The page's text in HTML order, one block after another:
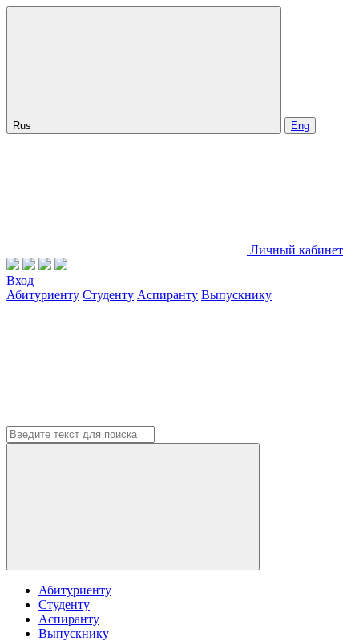
Rus Eng
Личный кабинет
Вход
Абитуриенту Студенту Аспиранту Выпускнику
Абитуриенту
Студенту
Аспиранту
Выпускнику